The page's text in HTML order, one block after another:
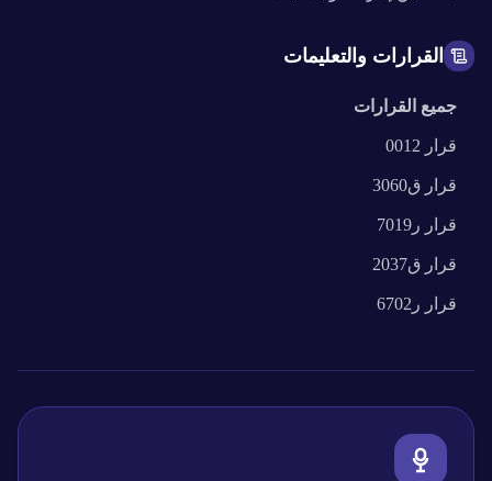
القرارات والتعليمات
جميع القرارات
قرار 0012
قرار ق3060
قرار ر7019
قرار ق2037
قرار ر6702